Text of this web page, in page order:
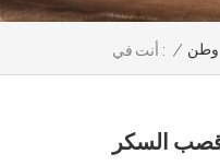
أنت في : / وطن
قصب السكر